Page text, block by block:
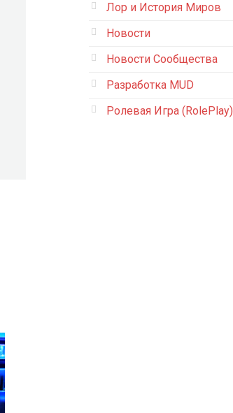
Лор и История Миров
Новости
Новости Сообщества
Разработка MUD
Ролевая Игра (RolePlay)